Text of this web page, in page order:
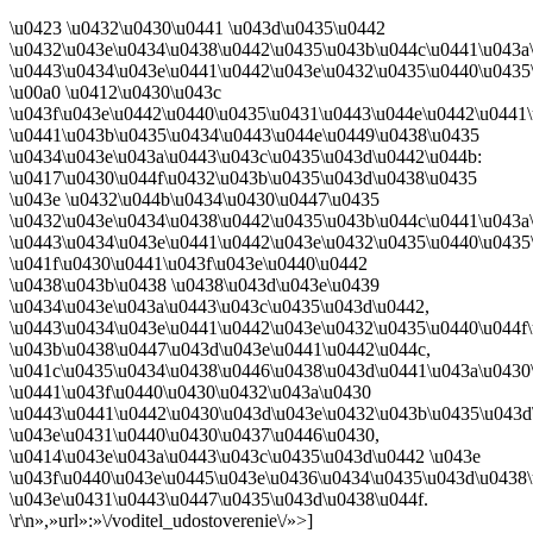
\u0423 \u0432\u0430\u0441 \u043d\u0435\u0442
\u00a0 \u0412\u0430\u043c
\u0441\u043b\u0435\u0434\u0443\u044e\u0449\u0438\u0435
\u0434\u043e\u043a\u0443\u043c\u0435\u043d\u0442\u044b:
\u0417\u0430\u044f\u0432\u043b\u0435\u043d\u0438\u0435
\u043e \u0432\u044b\u0434\u0430\u0447\u0435
\u041f\u0430\u0441\u043f\u043e\u0440\u0442
\u0438\u043b\u0438 \u0438\u043d\u043e\u0439
\u0434\u043e\u043a\u0443\u043c\u0435\u043d\u0442,
\u043b\u0438\u0447\u043d\u043e\u0441\u0442\u044c,
\u0441\u043f\u0440\u0430\u0432\u043a\u0430
\u043e\u0431\u0440\u0430\u0437\u0446\u0430,
\u0414\u043e\u043a\u0443\u043c\u0435\u043d\u0442 \u043e
\u043e\u0431\u0443\u0447\u0435\u043d\u0438\u044f.
\r\n»,»url»:»\/voditel_udostoverenie\/»>]